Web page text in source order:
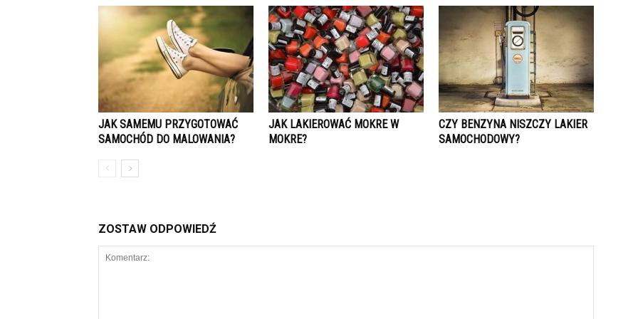
JAK SAMEMU PRZYGOTOWAĆ
SAMOCHÓD DO MALOWANIA?
JAK LAKIEROWAĆ MOKRE W
MOKRE?
CZY BENZYNA NISZCZY LAKIER
SAMOCHODOWY?
ZOSTAW ODPOWIEDŹ